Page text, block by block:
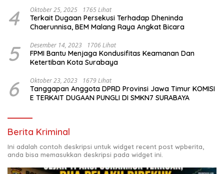
4 Oktober 25, 2025 1765 Lihat
Terkait Dugaan Persekusi Terhadap Dheninda
Chaerunnisa, BEM Malang Raya Angkat Bicara
5 Desember 14, 2023 1706 Lihat
FPMI Bantu Menjaga Kondusifitas Keamanan Dan
Ketertiban Kota Surabaya
6 Oktober 23, 2023 1679 Lihat
Tanggapan Anggota DPRD Provinsi Jawa Timur KOMISI
E TERKAIT DUGAAN PUNGLI DI SMKN7 SURABAYA
Berita Kriminal
Ini adalah contoh deskripsi untuk widget recent post wpberita,
anda bisa memasukkan deskripsi pada widget ini.